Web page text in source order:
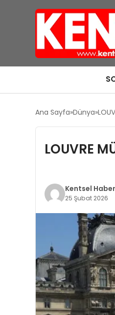
Ana Sayfa Dünya
LOUVRE
Kentsel Haber
25 Şubat 2026